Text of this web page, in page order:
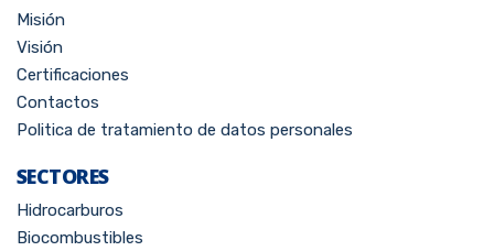
Misión
Visión
Certificaciones
Contactos
Politica de tratamiento de datos personales
SECTORES
Hidrocarburos
Biocombustibles